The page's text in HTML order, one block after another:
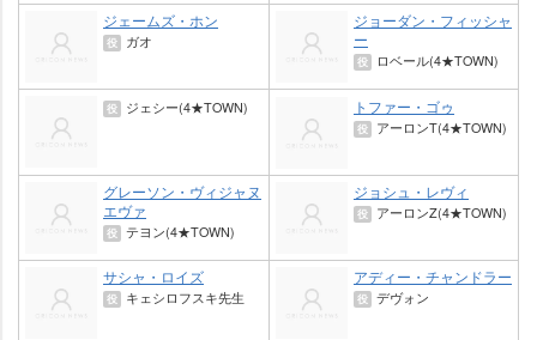
ジェームズ・ホン
役 ガオ
ジョーダン・フィッシャ
ー
役 ロベール(4★TOWN)
役 ジェシー(4★TOWN) トファー・ゴゥ
役 アーロンT(4★TOWN)
グレーソン・ヴィジャヌ
エヴァ
役 テヨン(4★TOWN)
ジョシュ・レヴィ
役 アーロンZ(4★TOWN)
サシャ・ロイズ
役 キェシロフスキ先生
アディー・チャンドラー
役 デヴォン